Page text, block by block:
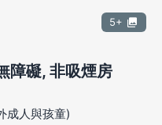
5+
障礙, 非吸煙房
成人與孩童)